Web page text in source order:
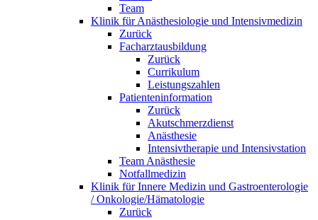
Team
Klinik für Anästhesiologie und Intensivmedizin
Zurück
Facharztausbildung
Zurück
Currikulum
Leistungszahlen
Patienteninformation
Zurück
Akutschmerzdienst
Anästhesie
Intensivtherapie und Intensivstation
Team Anästhesie
Notfallmedizin
Klinik für Innere Medizin und Gastroenterologie
/ Onkologie/Hämatologie
Zurück